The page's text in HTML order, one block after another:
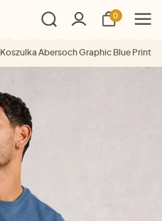
0
Koszulka Abersoch Graphic Blue Print